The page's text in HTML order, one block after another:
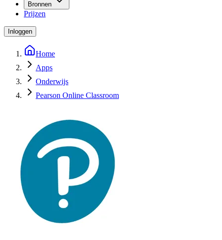
Bronnen
Prijzen
Inloggen
Home
Apps
Onderwijs
Pearson Online Classroom